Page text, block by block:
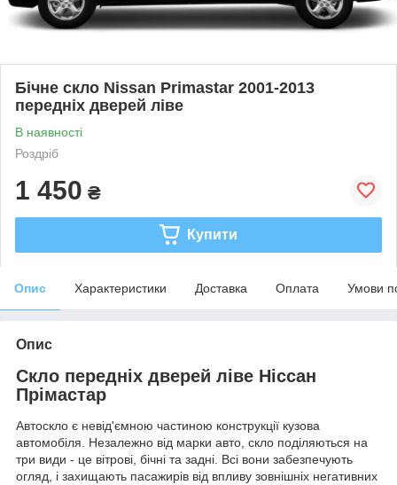
Бічне скло Nissan Primastar 2001-2013
передніх дверей ліве
В наявності
Роздріб
1 450 ₴
Купити
Опис Характеристики Доставка Оплата Умови
Опис
Скло передніх дверей ліве Ніссан
Прімастар
Автоскло є невід'ємною частиною конструкції кузова
автомобіля. Незалежно від марки авто, скло поділяються на
три види - це вітрові, бічні та задні. Всі вони забезпечують
огляд, і захищають пасажирів від впливу зовнішніх негативних